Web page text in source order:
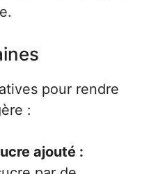
pour rendre
:
ajouté :